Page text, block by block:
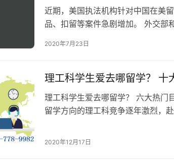
近期，美国执法机构针对中国在美
品、扣留等案件急剧增加。 外交部
使领馆寻求协助。 外交部全球领
2020年7月23日
理工科学生爱去哪留学？ 十
理工科学生爱去哪留学？ 六大热门
留学方向的理工科竞争逐年激烈，
学报告》(以下简称报告)，为准备
2020年12月17日